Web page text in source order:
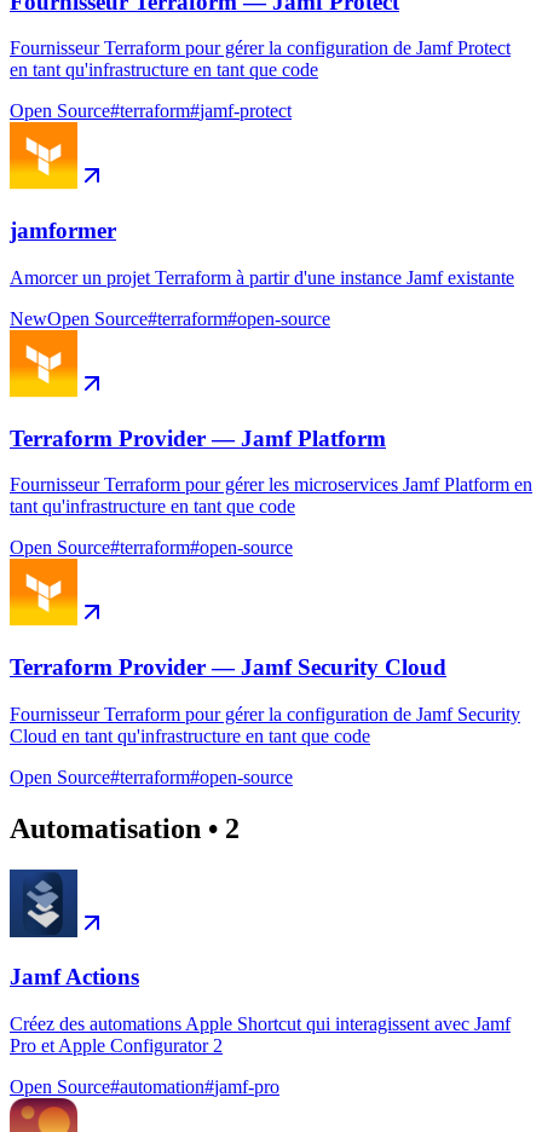
Fournisseur Terraform pour gérer la configuration de Jamf Protect
en tant qu'infrastructure en tant que code
Open Source#terraform#jamf-protect
jamformer
Amorcer un projet Terraform à partir d'une instance Jamf existante
NewOpen Source#terraform#open-source
Terraform Provider — Jamf Platform
Fournisseur Terraform pour gérer les microservices Jamf Platform en
tant qu'infrastructure en tant que code
Open Source#terraform#open-source
Terraform Provider — Jamf Security Cloud
Fournisseur Terraform pour gérer la configuration de Jamf Security
Cloud en tant qu'infrastructure en tant que code
Open Source#terraform#open-source
Automatisation • 2
Jamf Actions
Créez des automations Apple Shortcut qui interagissent avec Jamf
Pro et Apple Configurator 2
Open Source#automation#jamf-pro